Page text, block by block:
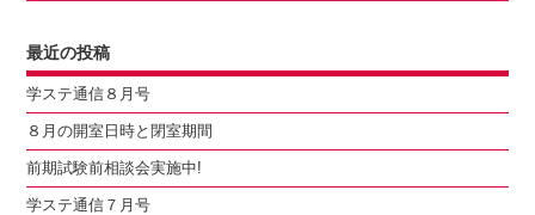
最近の投稿
学ステ通信８月号
８月の開室日時と閉室期間
前期試験前相談会実施中!
学ステ通信７月号